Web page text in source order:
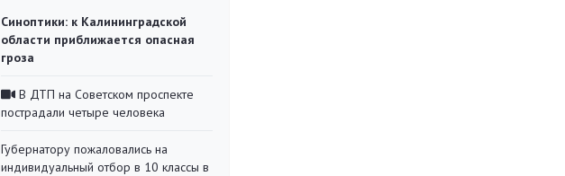
Синоптики: к Калининградской
области приближается опасная
гроза
В ДТП на Советском проспекте
пострадали четыре человека
Губернатору пожаловались на
индивидуальный отбор в 10 классы в